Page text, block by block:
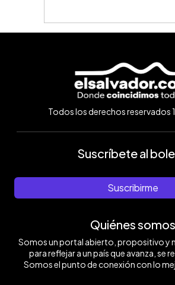
Todos los derechos
Suscríbete al
Suscribirme
Quiénes somos
Somos un portal abierto, propositivo y
para reflejar a un país que avanza, se
Somos el punto de conexión con lo